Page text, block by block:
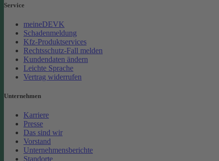
Service
meineDEVK
Schadenmeldung
Kfz-Produktservices
Rechtsschutz-Fall melden
Kundendaten ändern
Leichte Sprache
Vertrag widerrufen
Unternehmen
Karriere
Presse
Das sind wir
Vorstand
Unternehmensberichte
Standorte